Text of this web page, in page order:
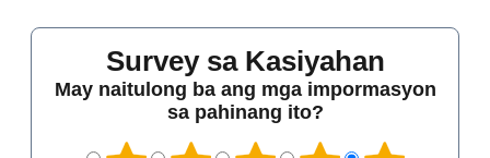
Survey sa Kasiyahan
May naitulong ba ang mga impormasyon
sa pahinang ito?